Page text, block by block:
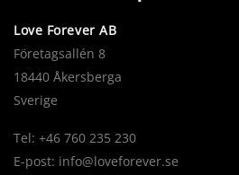
Love Forever AB
Företagsallén 8
18440 Åkersberga
Sverige
Tel: +46 760 235 230
E-post: info@loveforever.se